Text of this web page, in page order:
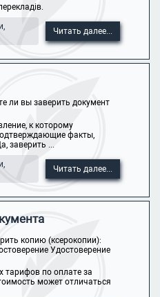
Читать далее...
ли вы заверить документ
к которому
факты,
заверить ...
Читать далее...
копию (ксерокопии):
Удостоверение
тарифов по оплате за
может отличаться